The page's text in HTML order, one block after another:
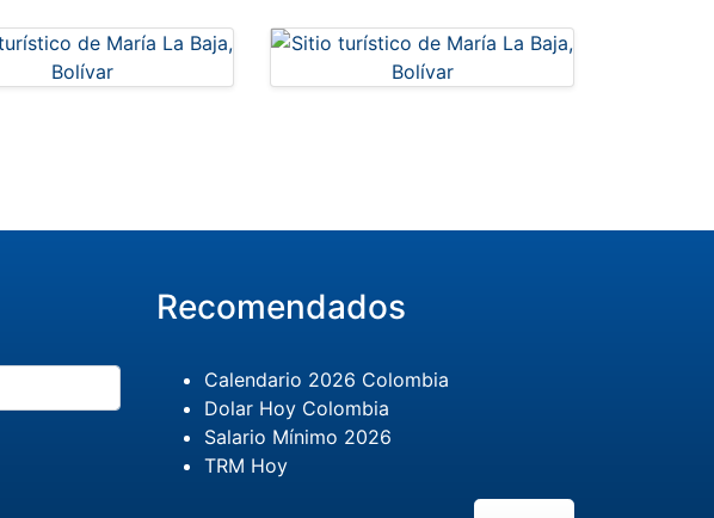
Recomendados
Calendario 2026 Colombia
Dolar Hoy Colombia
Salario Mínimo 2026
TRM Hoy